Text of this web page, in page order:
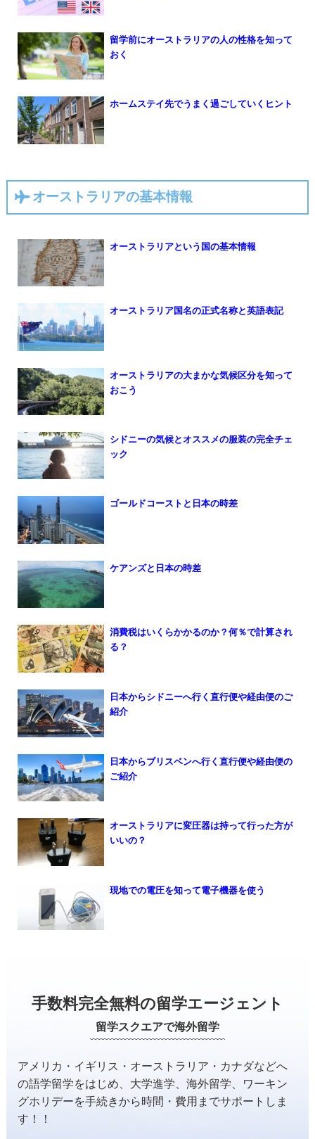
留学前にオーストラリアの人の性格を知って
おく
ホームステイ先でうまく過ごしていくヒント
オーストラリアの基本情報
オーストラリアという国の基本情報
オーストラリア国名の正式名称と英語表記
オーストラリアの大まかな気候区分を知って
おこう
シドニーの気候とオススメの服装の完全チェ
ック
ゴールドコーストと日本の時差
ケアンズと日本の時差
消費税はいくらかかるのか？何％で計算され
る？
日本からシドニーへ行く直行便や経由便のご
紹介
日本からブリスベンへ行く直行便や経由便の
ご紹介
オーストラリアに変圧器は持って行った方が
いいの？
現地での電圧を知って電子機器を使う
手数料完全無料の留学エージェント
留学スクエアで海外留学
アメリカ・イギリス・オーストラリア・カナダなどへ
の語学留学をはじめ、大学進学、海外留学、ワーキン
グホリデーを手続きから時間・費用までサポートしま
す！！